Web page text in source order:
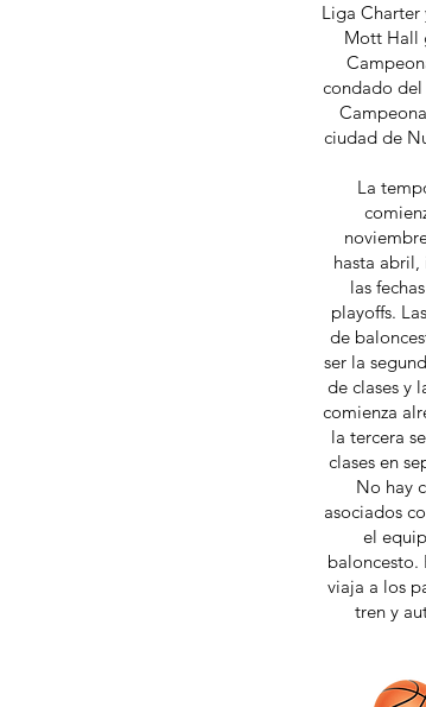
Liga Charter
Mott Hall
condado del
ciudad de
La
hasta abril,
las
playoffs.
de
ser la
de clases y
comienza
la tercera
clases en
No hay
asociados
el
baloncesto.
viaja a los
tren y